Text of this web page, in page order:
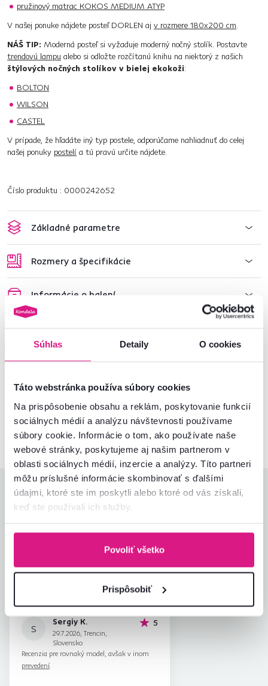
Súhlas Detaily O cookies
Táto webstránka používa súbory cookies
Na prispôsobenie obsahu a reklám, poskytovanie funkcií
sociálnych médií a analýzu návštevnosti používame
súbory cookie. Informácie o tom, ako používate naše
webové stránky, poskytujeme aj našim partnerom v
oblasti sociálnych médií, inzercie a analýzy. Títo partneri
môžu príslušné informácie skombinovať s ďalšími
údajmi, ktoré ste im poskytli alebo ktoré od vás získali,
keď ste používali ich služby.
Povoliť všetko
Prispôsobiť
pružinový matrac KOKOS MEDIUM ATYP
V našej ponuke nájdete posteľ DORLEN aj v rozmere 180x200 cm.
NÁŠ TIP: Moderná posteľ si vyžaduje moderný nočný stolík. Postavte
trendovú lampu alebo si odložte rozčítanú knihu na niektorý z našich
štýlových nočných stolíkov v bielej ekokoži:
BOLTON
WILSON
CASTEL
V prípade, že hľadáte iný typ postele, odporúčame nahliadnuť do celej
našej ponuky postelí a tú pravú určite nájdete.
Číslo produktu : 0000242652
Základné parametre
Rozmery a špecifikácie
Informácie o balení
Nenašli ste požadované informácie?
Kontaktujte nás a my vám radi poradíme
02/ 40 100 100 Spustiť chat
Hodnotenia produktu
5,0
Kvalita výrobku
5,0
Zodpovedá očakávaniam
S
Sergiy K.
29.7.2026, Trencin,
Slovensko
5hviezdičiek
Recenzia pre rovnaký model, avšak v inom
prevedení.